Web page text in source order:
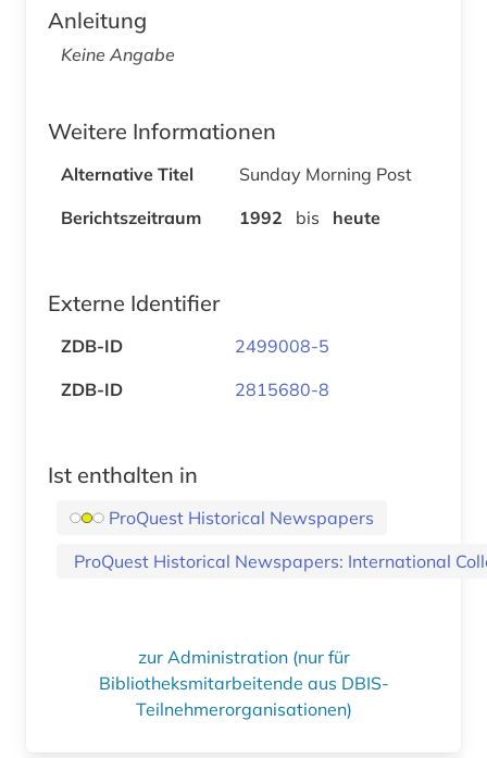
Anleitung
Keine Angabe
Weitere Informationen
Alternative Titel
Sunday Morning Post
Berichtszeitraum
1992 bis heute
Externe Identifier
ZDB-ID
2499008-5
ZDB-ID
2815680-8
Ist enthalten in
ProQuest Historical Newspapers
ProQuest Historical Newspapers: International
zur Administration (nur für
Bibliotheksmitarbeitende aus DBIS-
Teilnehmerorganisationen)